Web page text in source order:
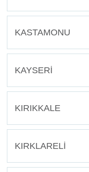
KASTAMONU
KAYSERİ
KIRIKKALE
KIRKLARELİ